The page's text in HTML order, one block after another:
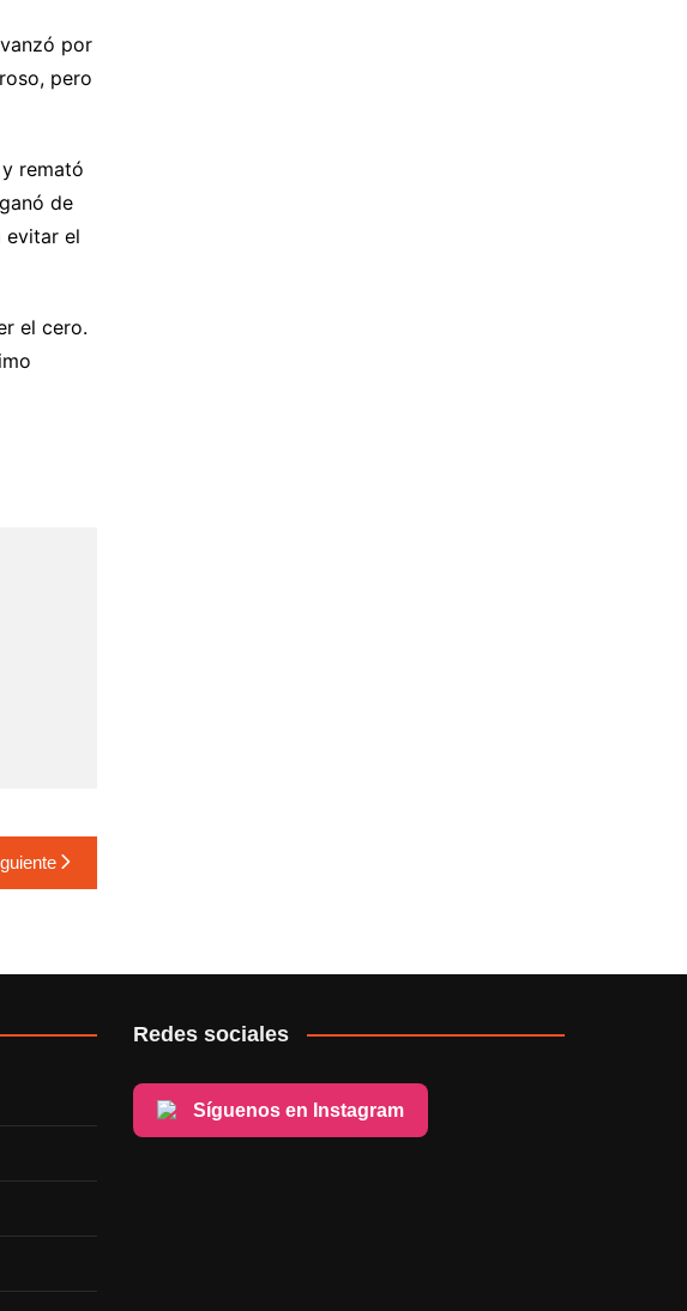
por
pero
remató
de
evitar el
el cero.
Redes sociales
Síguenos en Instagram